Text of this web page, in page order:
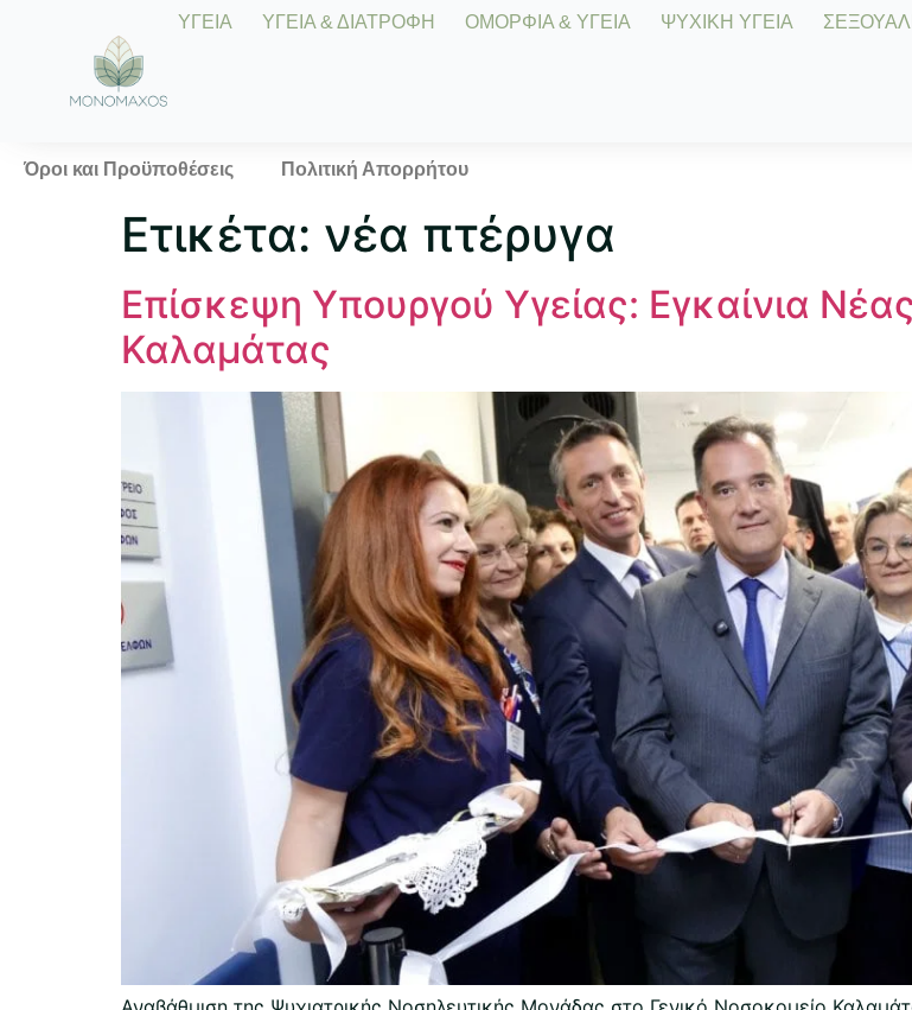
ΥΓΕΙΑ ΥΓΕΙΑ & ΔΙΑΤΡΟΦΗ ΟΜΟΡΦΙΑ & ΥΓΕΙΑ ΨΥΧΙΚΗ ΥΓΕΙΑ
Όροι και Προϋποθέσεις Πολιτική Απορρήτου
Ετικέτα: νέα πτέρυγα
Επίσκεψη Υπουργού Υγείας: Εγκαίνια
Καλαμάτας